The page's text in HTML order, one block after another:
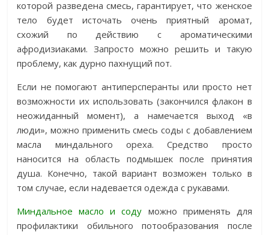
которой разведена смесь, гарантирует, что женское
тело будет источать очень приятный аромат,
схожий по действию с ароматическими
афродизиаками. Запросто можно решить и такую
проблему, как дурно пахнущий пот.
Если не помогают антиперсперанты или просто нет
возможности их использовать (закончился флакон в
неожиданный момент), а намечается выход «в
люди», можно применить смесь соды с добавлением
масла миндального ореха. Средство просто
наносится на область подмышек после принятия
душа. Конечно, такой вариант возможен только в
том случае, если надевается одежда с рукавами.
Миндальное масло и соду можно применять для
профилактики обильного потообразования после